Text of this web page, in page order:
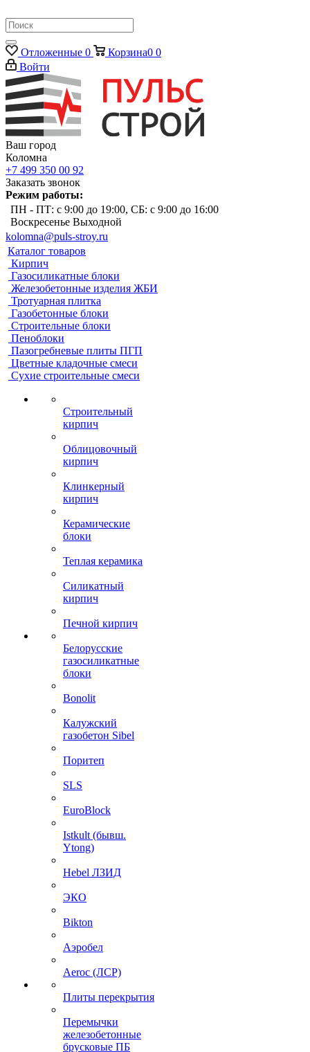
Отложенные 0 Корзина0 0
Войти
Ваш город
Коломна
+7 499 350 00 92
Заказать звонок
Режим работы:
ПН - ПТ: с 9:00 до 19:00, СБ: с 9:00 до 16:00
Воскресенье Выходной
kolomna@puls-stroy.ru
Каталог товаров
Кирпич
Газосиликатные блоки
Железобетонные изделия ЖБИ
Тротуарная плитка
Газобетонные блоки
Строительные блоки
Пеноблоки
Пазогребневые плиты ПГП
Цветные кладочные смеси
Сухие строительные смеси
Строительный
кирпич
Облицовочный
кирпич
Клинкерный
кирпич
Керамические
блоки
Теплая керамика
Силикатный
кирпич
Печной кирпич
Белорусские
газосиликатные
блоки
Bonolit
Калужский
газобетон Sibel
Поритеп
SLS
EuroBlock
Istkult (бывш.
Ytong)
Hebel ЛЗИД
ЭКО
Bikton
Аэробел
Aeroc (ЛСР)
Плиты перекрытия
Перемычки
железобетонные
брусковые ПБ